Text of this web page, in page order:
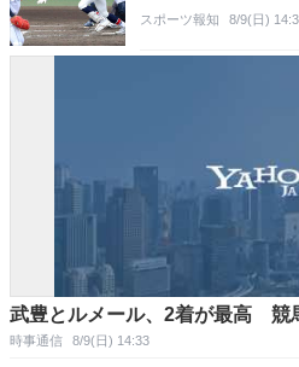
スポーツ報知 8/9(日)
武豊とルメール、2着が最高 競
時事通信 8/9(日) 14:33